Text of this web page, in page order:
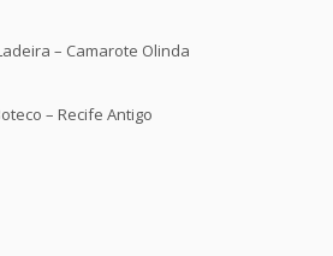
– Camarote Olinda
– Recife Antigo